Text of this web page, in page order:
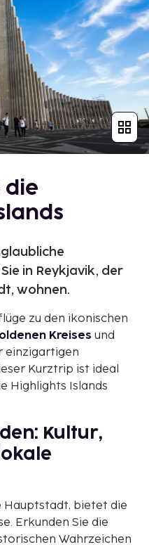
die
in Reykjavik, der
wohnen.
zu den ikonischen
Kreises und
einzigartigen
Kurztrip ist ideal
Highlights Islands
Kultur,
Hauptstadt, bietet die
Erkunden Sie die
Wahrzeichen